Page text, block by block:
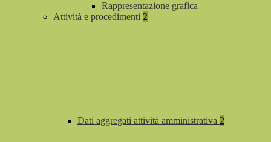
Rappresentazione grafica
Attività e procedimenti 2
Dati aggregati attività amministrativa 2